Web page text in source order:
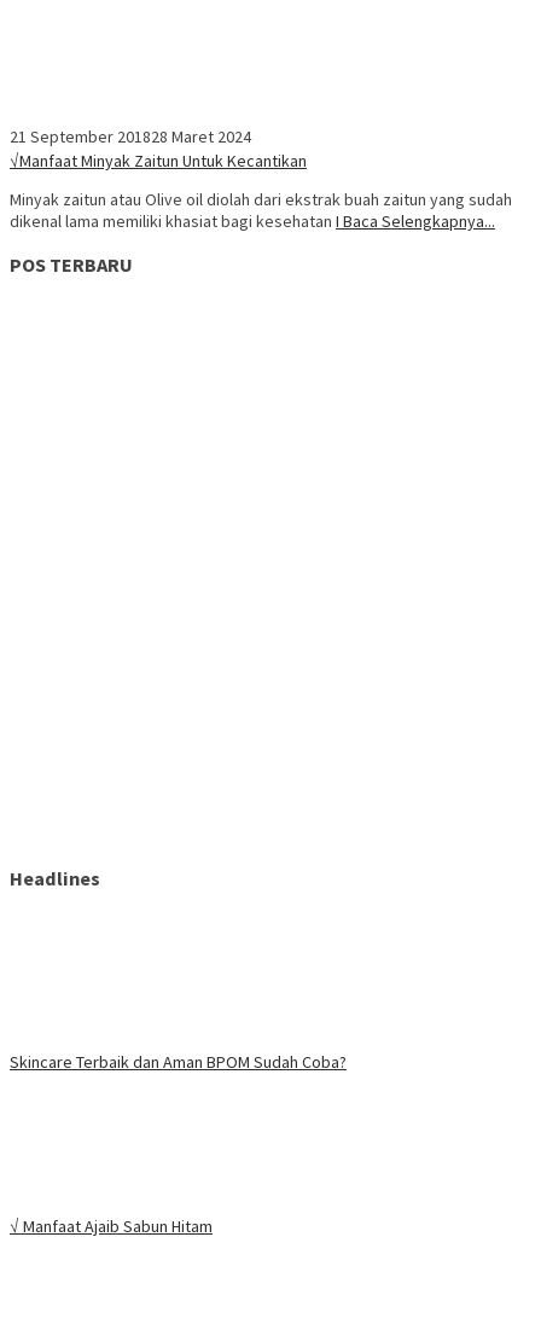
21 September 201828 Maret 2024
√Manfaat Minyak Zaitun Untuk Kecantikan
Minyak zaitun atau Olive oil diolah dari ekstrak buah zaitun yang sudah
dikenal lama memiliki khasiat bagi kesehatan I Baca Selengkapnya...
POS TERBARU
Headlines
Skincare Terbaik dan Aman BPOM Sudah Coba?
√ Manfaat Ajaib Sabun Hitam